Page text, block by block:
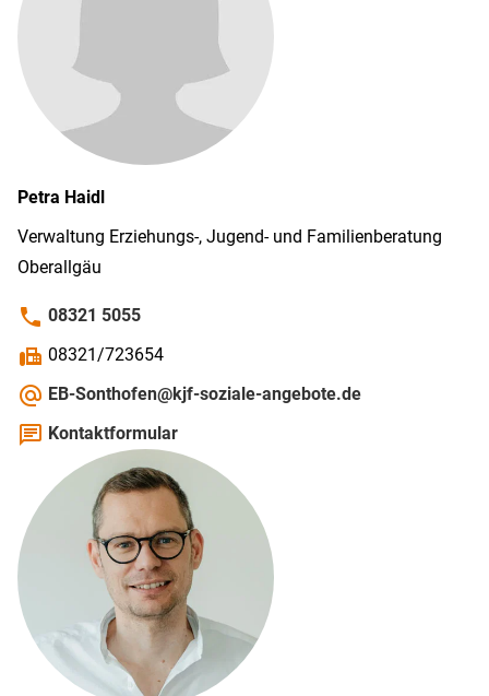
Petra Haidl
Verwaltung Erziehungs-, Jugend- und Familien­beratung
Ober­allgäu
phone 08321 5055
fax 08321/723654
alternate_email EB-Sonthofen@kjf-soziale-angebote.de
chat Kontaktformular